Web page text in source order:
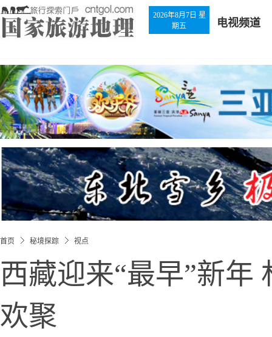
2026年8月7日 星
期五
电视频道
首页 秘境探踪 视点
西藏迎来“最早”新年
欢聚